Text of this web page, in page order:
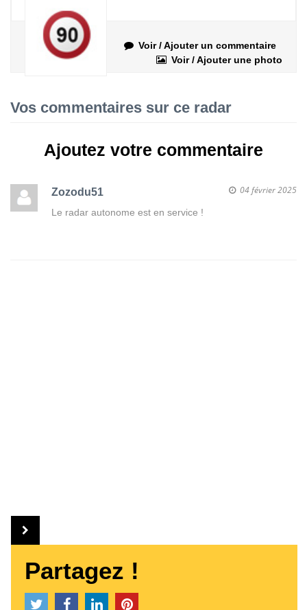
Voir / Ajouter un commentaire
Voir / Ajouter une photo
Vos commentaires sur ce radar
Ajoutez votre commentaire
04 février 2025
Zozodu51
Le radar autonome est en service !
Partagez !